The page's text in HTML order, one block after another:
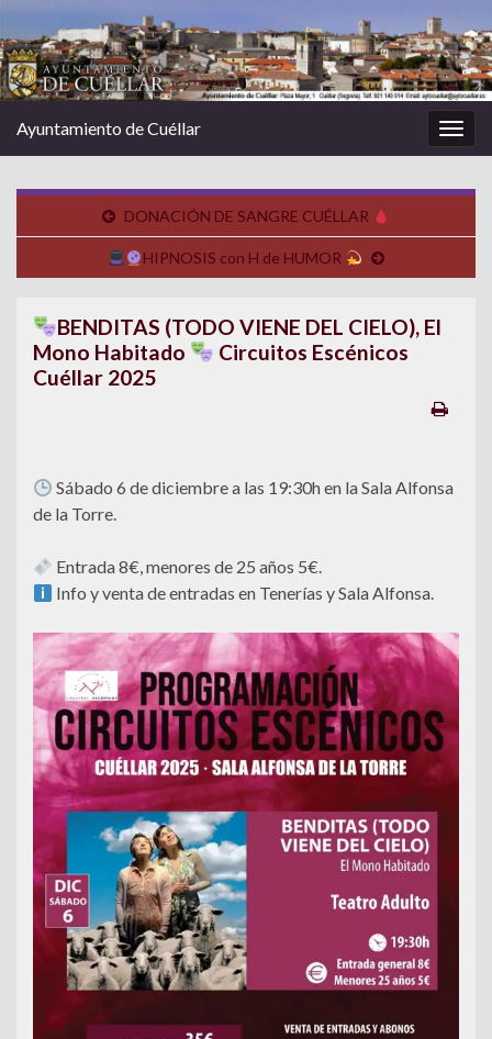
la
Ayuntamiento de Cuéllar
DONACIÓN DE SANGRE CUÉLLAR
HIPNOSIS con H de HUMOR
BENDITAS (TODO VIENE DEL CIELO), El
Mono Habitado
Circuitos Escénicos
Cuéllar 2025
Sábado 6 de diciembre a las 19:30h en la Sala Alfonsa
de la Torre.
Entrada 8€, menores de 25 años 5€.
Info y venta de entradas en Tenerías y Sala Alfonsa.